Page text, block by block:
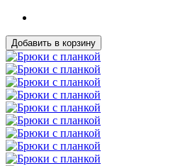
Добавить в корзину